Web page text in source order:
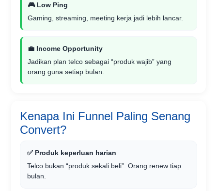
🎮 Low Ping
Gaming, streaming, meeting kerja jadi lebih lancar.
💼 Income Opportunity
Jadikan plan telco sebagai “produk wajib” yang
orang guna setiap bulan.
Kenapa Ini Funnel Paling Senang
Convert?
✅ Produk keperluan harian
Telco bukan “produk sekali beli”. Orang renew tiap
bulan.